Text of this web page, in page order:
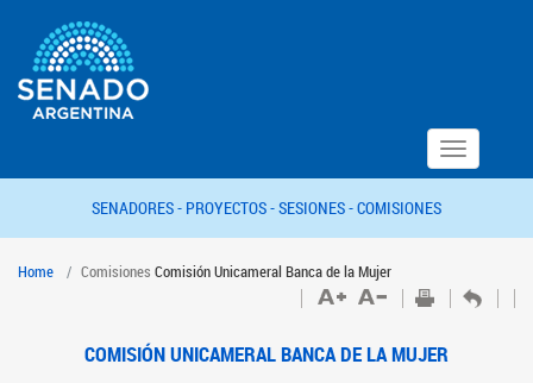
Toggle
navigation
SENADORES - PROYECTOS -SESIONES -COMISIONES
Home Comisiones Comisión Unicameral Banca de la Mujer
COMISIÓN UNICAMERAL BANCA DE LA MUJER